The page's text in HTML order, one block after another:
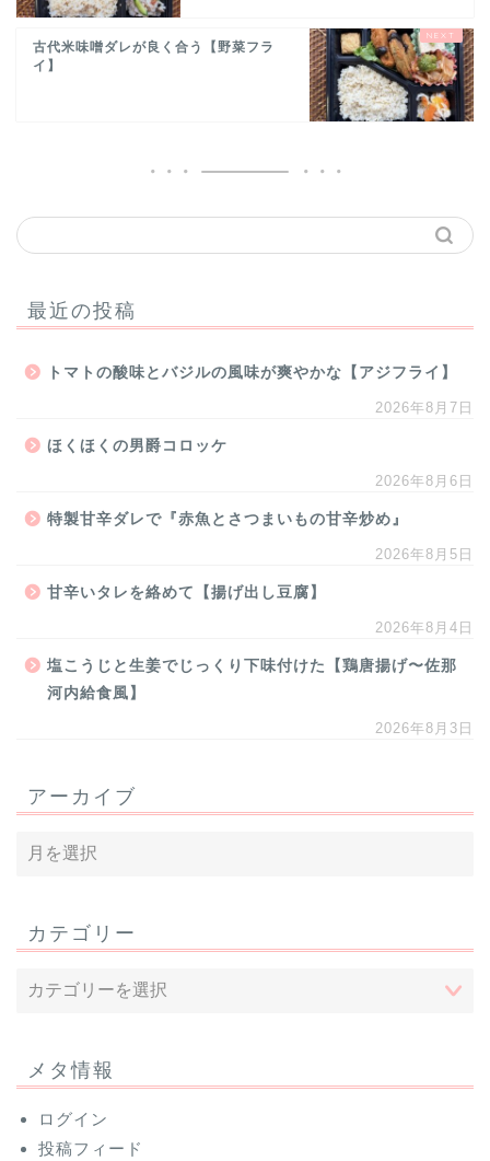
古代米味噌ダレが良く合う【野菜フラ
イ】
最近の投稿
トマトの酸味とバジルの風味が爽やかな【アジフライ】
2026年8月7日
ほくほくの男爵コロッケ
2026年8月6日
特製甘辛ダレで『赤魚とさつまいもの甘辛炒め』
2026年8月5日
甘辛いタレを絡めて【揚げ出し豆腐】
2026年8月4日
塩こうじと生姜でじっくり下味付けた【鶏唐揚げ〜佐那
河内給食風】
2026年8月3日
アーカイブ
カテゴリー
メタ情報
ログイン
投稿フィード